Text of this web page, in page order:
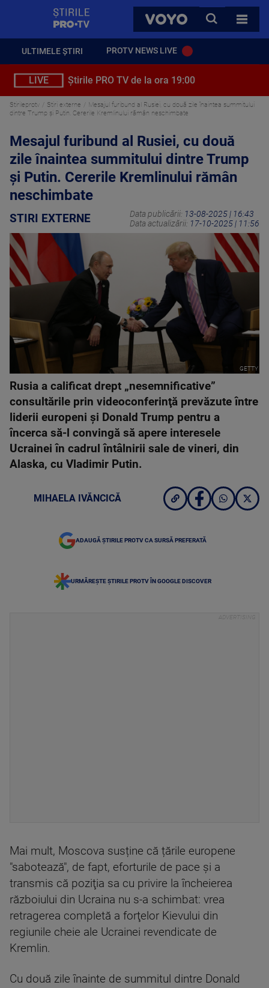
VOYO
CAUTA
TOATE
ULTIMELE ȘTIRI PROTV NEWS LIVE
LIVE Știrile PRO TV de la ora 19:00
Stirileprotv Stiri externe
Mesajul furibund al Rusiei, cu două zile înaintea summitului
dintre Trump şi Putin. Cererile Kremlinului rămân neschimbate
Mesajul furibund al Rusiei, cu două
zile înaintea summitului dintre Trump
şi Putin. Cererile Kremlinului rămân
neschimbate
STIRI EXTERNE Data publicării: 13-08-2025 | 16:43
Data actualizării: 17-10-2025 | 11:56
GETTY
Rusia a calificat drept „nesemnificative”
consultările prin videoconferinţă prevăzute între
liderii europeni şi Donald Trump pentru a
încerca să-l convingă să apere interesele
Ucrainei în cadrul întâlnirii sale de vineri, din
Alaska, cu Vladimir Putin.
MIHAELA IVĂNCICĂ
ADAUGĂ ȘTIRILE PROTV CA SURSĂ PREFERATĂ
URMĂREȘTE ȘTIRILE PROTV ÎN GOOGLE DISCOVER
Mai mult, Moscova susține că țările europene
"sabotează", de fapt, eforturile de pace și a
transmis că poziţia sa cu privire la încheierea
războiului din Ucraina nu s-a schimbat: vrea
retragerea completă a forţelor Kievului din
regiunile cheie ale Ucrainei revendicate de
Kremlin.
Cu două zile înainte de summitul dintre Donald